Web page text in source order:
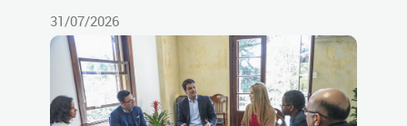
31/07/2026